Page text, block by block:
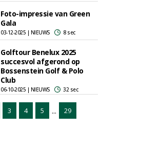
Foto-impressie van Green
Gala
03-12-2025 | NIEUWS 8 sec
Golftour Benelux 2025
succesvol afgerond op
Bossenstein Golf & Polo
Club
06-10-2025 | NIEUWS 32 sec
3 4 5 ... 29